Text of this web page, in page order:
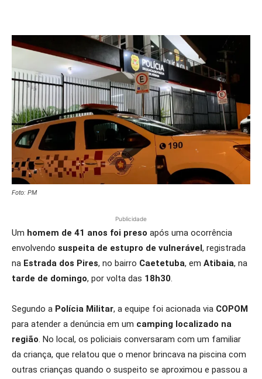
Foto: PM
Publicidade
Um homem de 41 anos foi preso após uma ocorrência
envolvendo suspeita de estupro de vulnerável, registrada
na Estrada dos Pires, no bairro Caetetuba, em Atibaia, na
tarde de domingo, por volta das 18h30.
Segundo a Polícia Militar, a equipe foi acionada via COPOM
para atender a denúncia em um camping localizado na
região. No local, os policiais conversaram com um familiar
da criança, que relatou que o menor brincava na piscina com
outras crianças quando o suspeito se aproximou e passou a